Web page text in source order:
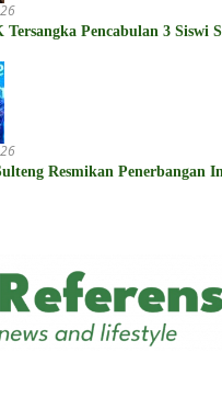
Pencabulan 3 Siswi
Resmikan Penerbangan